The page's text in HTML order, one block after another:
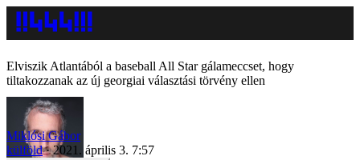
Elviszik Atlantából a baseball All Star gálameccset, hogy
tiltakozzanak az új georgiai választási törvény ellen
Miklósi Gábor
külföld
2021. április 3. 7:57